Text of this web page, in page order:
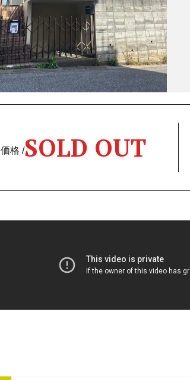
価格 /SOLD OUT